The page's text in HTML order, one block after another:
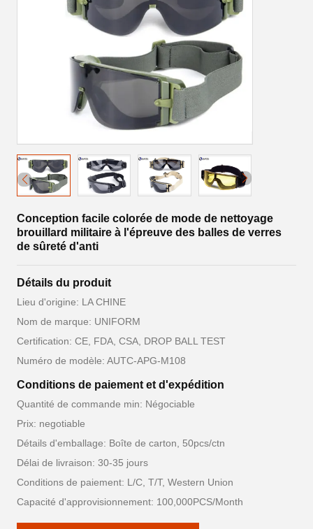
Conception facile colorée de mode de nettoyage
brouillard militaire à l'épreuve des balles de verres
de sûreté d'anti
Détails du produit
Lieu d'origine: LA CHINE
Nom de marque: UNIFORM
Certification: CE, FDA, CSA, DROP BALL TEST
Numéro de modèle: AUTC-APG-M108
Conditions de paiement et d'expédition
Quantité de commande min: Négociable
Prix: negotiable
Détails d'emballage: Boîte de carton, 50pcs/ctn
Délai de livraison: 30-35 jours
Conditions de paiement: L/C, T/T, Western Union
Capacité d'approvisionnement: 100,000PCS/Month